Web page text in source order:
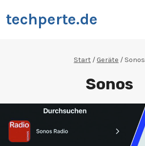
Inhalt
techperte.de
Start / Geräte / Sonos
Sonos